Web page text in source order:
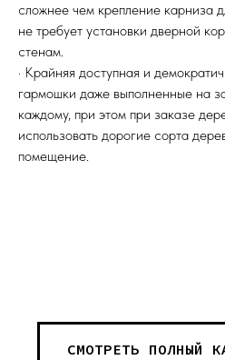
сложнее чем крепление карниза
не требует установки дверной
стенам.
· Крайняя доступная и
гармошки даже выполненные на
каждому, при этом при заказе
использовать дорогие сорта
помещение.
СМОТРЕТЬ ПОЛНЫЙ